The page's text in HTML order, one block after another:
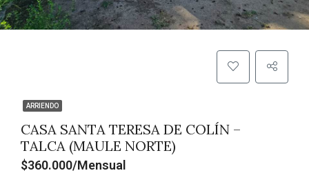
ARRIENDO
CASA SANTA TERESA DE COLÍN –
TALCA (MAULE NORTE)
$360.000/Mensual